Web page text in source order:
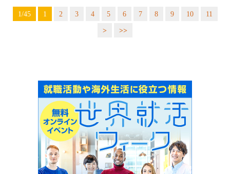
1/45 1 2 3 4 5 6 7 8 9 10
11
>
>>